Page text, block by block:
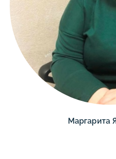
Маргарита